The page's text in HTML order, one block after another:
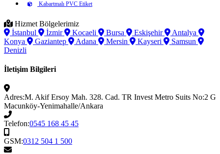
Kabartmalı PVC Etiket
Hizmet Bölgelerimiz
İstanbul
İzmir Kocaeli Bursa Eskişehir
Antalya
Konya
Gaziantep Adana Mersin Kayseri
Samsun
Denizli
İletişim Bilgileri
Adres:M. Akif Ersoy Mah. 328. Cad. TR Invest Metro Suits No:2 G
Macunköy-Yenimahalle/Ankara
Telefon:0545 168 45 45
GSM:0312 504 1 500